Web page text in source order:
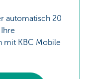
automatisch 20
mit KBC Mobile